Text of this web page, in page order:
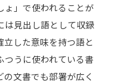
ょ」で使われることが
は見出し語として収録
した意味を持つ語と
つうに使われている書
文書でも部署が広く